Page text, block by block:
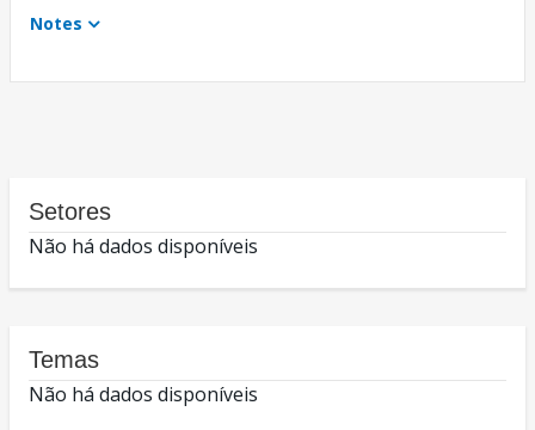
Notes
Setores
Não há dados disponíveis
Temas
Não há dados disponíveis